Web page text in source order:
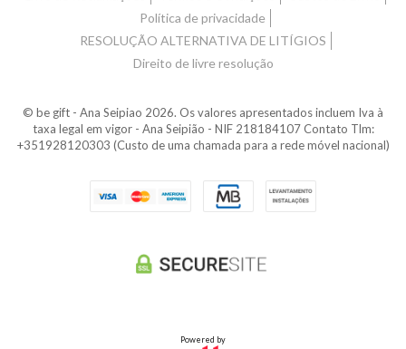
Política de privacidade
RESOLUÇÃO ALTERNATIVA DE LITÍGIOS
Direito de livre resolução
© be gift - Ana Seipiao 2026. Os valores apresentados incluem Iva à
taxa legal em vigor - Ana Seipião - NIF 218184107 Contato Tlm:
+351928120303 (Custo de uma chamada para a rede móvel nacional)
Powered by